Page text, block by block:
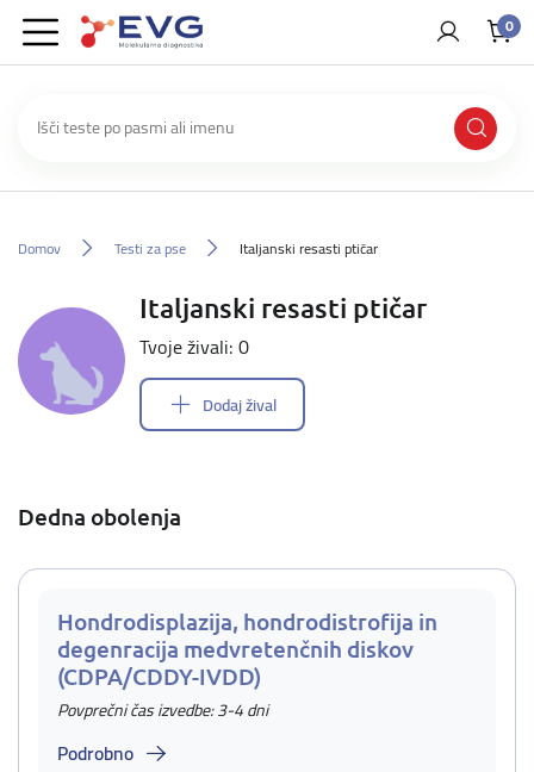
0
Domov Testi za pse Italjanski resasti ptičar
Italjanski resasti ptičar
Tvoje živali: 0
Dodaj žival
Dedna obolenja
Hondrodisplazija, hondrodistrofija in
degenracija medvretenčnih diskov
(CDPA/CDDY-IVDD)
Povprečni čas izvedbe: 3-4 dni
Podrobno